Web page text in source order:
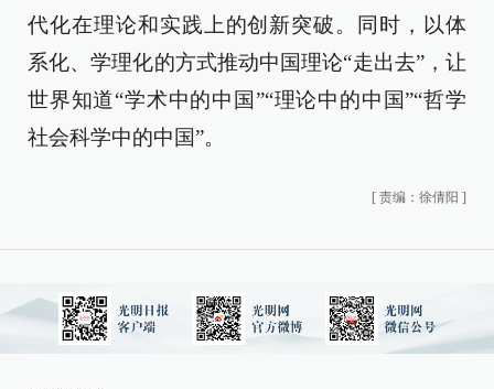
代化在理论和实践上的创新突破。同时，以体
系化、学理化的方式推动中国理论“走出去”，让
世界知道“学术中的中国”“理论中的中国”“哲学
社会科学中的中国”。
[ 责编：徐倩阳 ]